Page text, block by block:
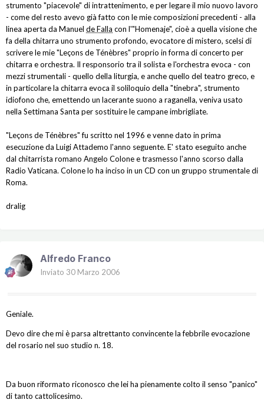
strumento "piacevole" di intrattenimento, e per legare il mio nuovo lavoro
- come del resto avevo già fatto con le mie composizioni precedenti - alla
linea aperta da Manuel de Falla con l'"Homenaje", cioè a quella visione che
fa della chitarra uno strumento profondo, evocatore di mistero, scelsi di
scrivere le mie "Leçons de Ténèbres" proprio in forma di concerto per
chitarra e orchestra. Il responsorio tra il solista e l'orchestra evoca - con
mezzi strumentali - quello della liturgia, e anche quello del teatro greco, e
in particolare la chitarra evoca il soliloquio della "tinebra", strumento
idiofono che, emettendo un lacerante suono a raganella, veniva usato
nella Settimana Santa per sostituire le campane imbrigliate.
"Leçons de Ténèbres" fu scritto nel 1996 e venne dato in prima
esecuzione da Luigi Attademo l'anno seguente. E' stato eseguito anche
dal chitarrista romano Angelo Colone e trasmesso l'anno scorso dalla
Radio Vaticana. Colone lo ha inciso in un CD con un gruppo strumentale di
Roma.
dralig
Alfredo Franco
Inviato 30 Marzo 2006
Geniale.
Devo dire che mi è parsa altrettanto convincente la febbrile evocazione
del rosario nel suo studio n. 18.
Da buon riformato riconosco che lei ha pienamente colto il senso "panico"
di tanto cattolicesimo.